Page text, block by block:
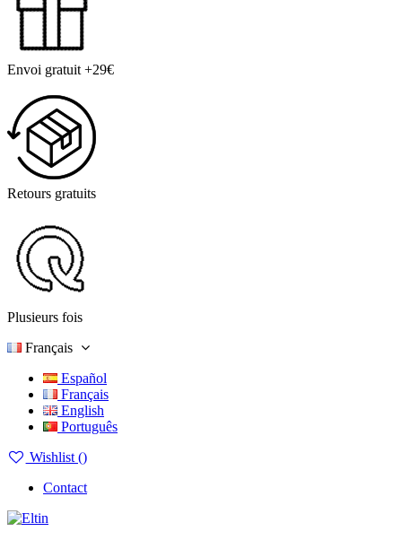
Envoi gratuit +29€
Retours gratuits
Plusieurs fois
Français
Español
Français
English
Português
Wishlist ()
Contact